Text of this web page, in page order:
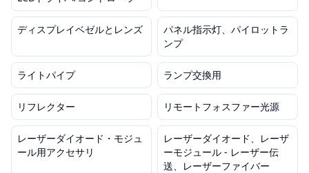
ディスプレイベゼルとレンズ
パネル指示灯、パイロットラ
ンプ
ライトパイプ ランプ交換用
リフレクター リモートフォスファー光源
レーザーダイオード・モジュ
ール用アクセサリ
レーザーダイオード、レーザ
ーモジュール - レーザー伝
送、レーザーファイバー